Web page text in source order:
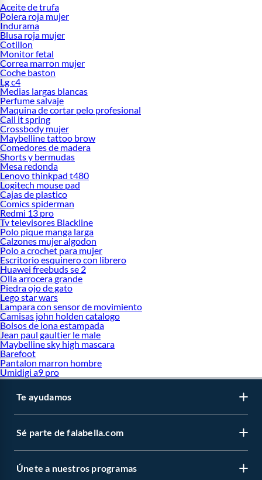
Aceite de trufa
Polera roja mujer
Indurama
Blusa roja mujer
Cotillon
Monitor fetal
Correa marron mujer
Coche baston
Lg c4
Medias largas blancas
Perfume salvaje
Maquina de cortar pelo profesional
Call it spring
Crossbody mujer
Maybelline tattoo brow
Comedores de madera
Shorts y bermudas
Mesa redonda
Lenovo thinkpad t480
Logitech mouse pad
Cajas de plastico
Comics spiderman
Redmi 13 pro
Tv televisores Blackline
Polo pique manga larga
Calzones mujer algodon
Polo a crochet para mujer
Escritorio esquinero con librero
Huawei freebuds se 2
Olla arrocera grande
Piedra ojo de gato
Lego star wars
Lampara con sensor de movimiento
Camisas john holden catalogo
Bolsos de lona estampada
Jean paul gaultier le male
Maybelline sky high mascara
Barefoot
Pantalon marron hombre
Umidigi a9 pro
Te ayudamos
Sé parte de falabella.com
Únete a nuestros programas